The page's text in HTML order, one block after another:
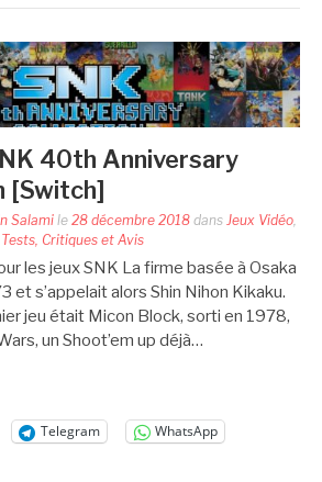
40th Anniversary
[Switch]
Salamile 28 décembre 2018 dans Jeux Vidéo,
Tests, Critiques et Avis
les jeux SNK La firme basée à Osaka
et s’appelait alors Shin Nihon Kikaku.
jeu était Micon Block, sorti en 1978,
un Shoot’em up déjà…
Telegram
WhatsApp